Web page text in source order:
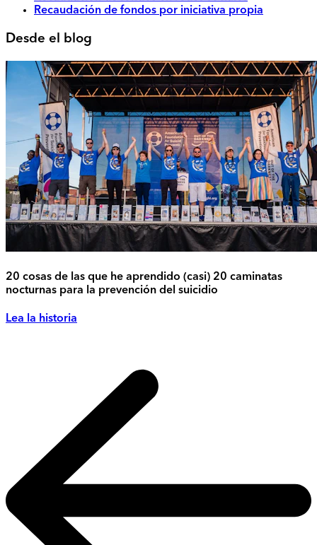
Recaudación de fondos por iniciativa propia
Desde el blog
20 cosas de las que he aprendido (casi) 20 caminatas
nocturnas para la prevención del suicidio
Lea la historia